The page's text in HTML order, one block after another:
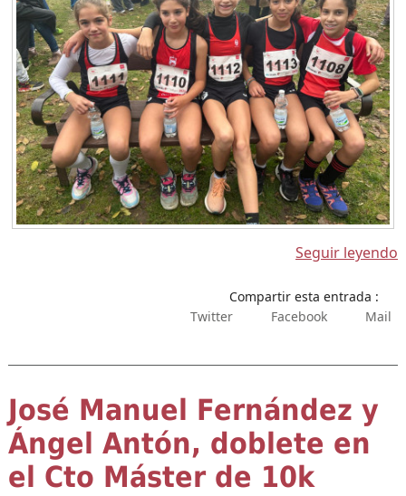
Seguir leyendo
Compartir esta entrada :
Twitter
Facebook Mail
José Manuel Fernández y
Ángel Antón, doblete en
el Cto Máster de 10k